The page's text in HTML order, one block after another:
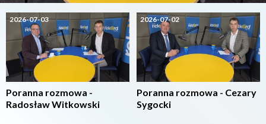
2026-07-03
Poranna rozmowa -
Radosław Witkowski
2026-07-02
Poranna rozmowa - Cezary
Sygocki